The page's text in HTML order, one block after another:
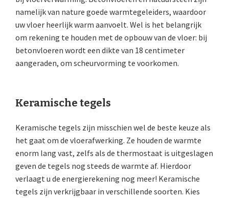
namelijk van nature goede warmtegeleiders, waardoor
uw vloer heerlijk warm aanvoelt. Wel is het belangrijk
om rekening te houden met de opbouw van de vloer: bij
betonvloeren wordt een dikte van 18 centimeter
aangeraden, om scheurvorming te voorkomen.
Keramische tegels
Keramische tegels zijn misschien wel de beste keuze als
het gaat om de vloerafwerking. Ze houden de warmte
enorm lang vast, zelfs als de thermostaat is uitgeslagen
geven de tegels nog steeds de warmte af. Hierdoor
verlaagt u de energierekening nog meer! Keramische
tegels zijn verkrijgbaar in verschillende soorten. Kies